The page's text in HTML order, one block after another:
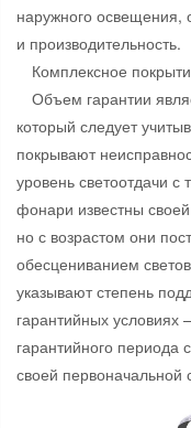
наружного освещения,
и производительность.
Комплексное
Объем гарантии
который следует
покрывают
уровень светоотдачи
фонари известны
но с возрастом они
обесцениванием
указывают степень
гарантийных условиях
гарантийного периода
своей первоначальной